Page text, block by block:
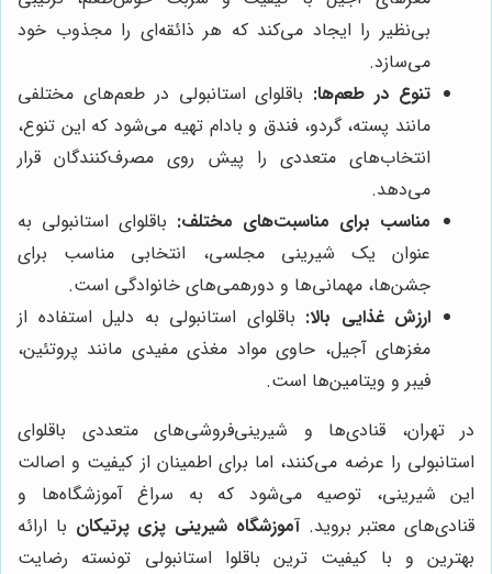
بی‌نظیر را ایجاد می‌کند که هر ذائقه‌ای را مجذوب خود
می‌سازد.
تنوع در طعم‌ها: باقلوای استانبولی در طعم‌های مختلفی
مانند پسته، گردو، فندق و بادام تهیه می‌شود که این تنوع،
انتخاب‌های متعددی را پیش روی مصرف‌کنندگان قرار
می‌دهد.
مناسب برای مناسبت‌های مختلف: باقلوای استانبولی به
عنوان یک شیرینی مجلسی، انتخابی مناسب برای
جشن‌ها، مهمانی‌ها و دورهمی‌های خانوادگی است.
ارزش غذایی بالا: باقلوای استانبولی به دلیل استفاده از
مغزهای آجیل، حاوی مواد مغذی مفیدی مانند پروتئین،
فیبر و ویتامین‌ها است.
در تهران، قنادی‌ها و شیرینی‌فروشی‌های متعددی باقلوای
استانبولی را عرضه می‌کنند، اما برای اطمینان از کیفیت و اصالت
این شیرینی، توصیه می‌شود که به سراغ آموزشگاه‌ها و
قنادی‌های معتبر بروید.آموزشگاه شیرینی پزی پرتیکان با ارائه
بهترین و با کیفیت ترین باقلوا استانبولی تونسته رضایت